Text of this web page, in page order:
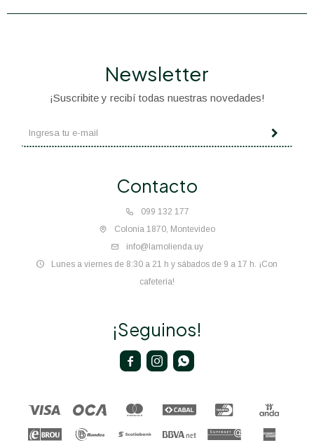
Contacto
099 132 177
Colonia 1870, Montevideo
info@lamolienda.uy
Lunes a viernes de 8:30 a 21 h y sábados de 9 a 17 h. ¡Con
cafetería!
Newsletter
¡Suscribite y recibí todas nuestras novedades!
¡Seguinos!
  